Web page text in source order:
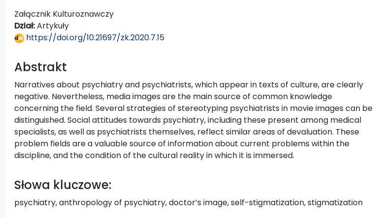
Załącznik Kulturoznawczy
Dział:Artykuły
https://doi.org/10.21697/zk.2020.7.15
Abstrakt
Narratives about psychiatry and psychiatrists, which appear in texts of culture, are clearly
negative. Nevertheless, media images are the main source of common knowledge
concerning the field. Several strategies of stereotyping psychiatrists in movie images can be
distinguished. Social attitudes towards psychiatry, including these present among medical
specialists, as well as psychiatrists themselves, reflect similar areas of devaluation. These
problem fields are a valuable source of information about current problems within the
discipline, and the condition of the cultural reality in which it is immersed.
Słowa kluczowe:
psychiatry, anthropology of psychiatry, doctor’s image, self-stigmatization, stigmatization